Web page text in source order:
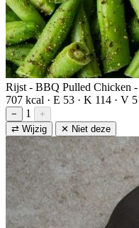
Rijst - BBQ Pulled Chicken
707 kcal · E 53 · K 114 · V 5
− 1
+
⇄ Wijzig
✕ Niet deze